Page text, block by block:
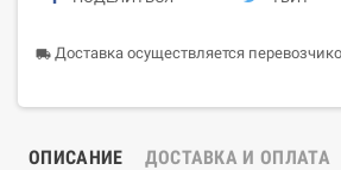
local_shipping Доставка осуществляется
ОПИСАНИЕ ДОСТАВКА И ОПЛАТА